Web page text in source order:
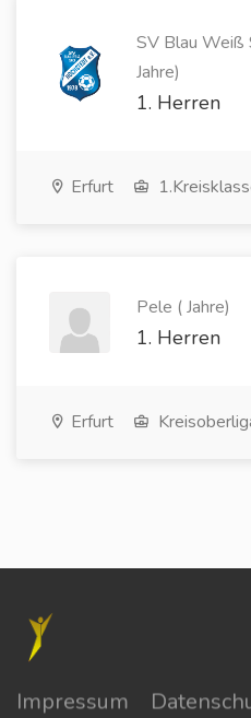
SV Blau Weiß
Jahre)
1. Herren
Erfurt
Pele ( Jahre)
1. Herren
Erfurt
Impressum